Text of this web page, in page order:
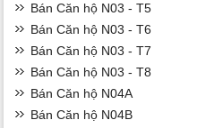
Bán Căn hộ N03 - T5
Bán Căn hộ N03 - T6
Bán Căn hộ N03 - T7
Bán Căn hộ N03 - T8
Bán Căn hộ N04A
Bán Căn hộ N04B